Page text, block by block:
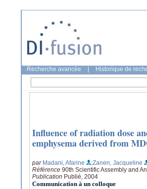
Recherche avancée Historique de
Influence of radiation dose
emphysema derived from
par Madani, Afarine ;Zanen, Jacqueline
Référence 90th Scientific Assembly and
Publication Publié, 2004
Communication à un colloque